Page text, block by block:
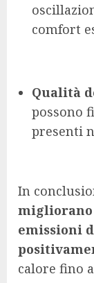
comfort
Qualità
possono
presenti
In
migliorano
emissioni
calore fino a